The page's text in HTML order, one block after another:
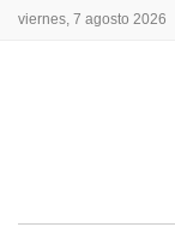
viernes, 7 agosto 2026